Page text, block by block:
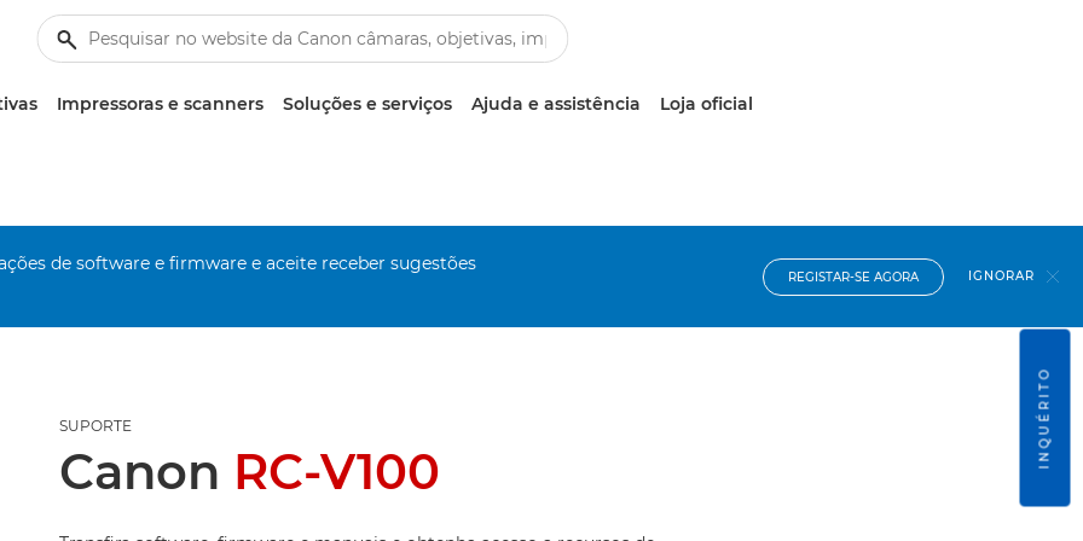
Impressoras e scanners Soluções e serviços Ajuda e assistência Loja oficial
de software e firmware e aceite receber sugestões
REGISTAR-SE AGORA IGNORAR
SUPORTE
Canon RC-V100
INQUÉRITO